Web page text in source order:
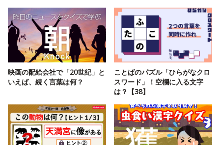
映画の配給会社で「20世紀」と
いえば、続く言葉は何？
ことばのパズル「ひらがなクロ
スワード」！空欄に入る文字
は？【38】